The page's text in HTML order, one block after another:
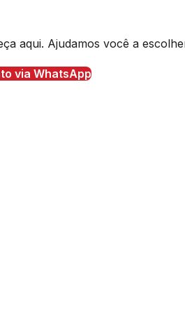
aqui. Ajudamos você a
via WhatsApp